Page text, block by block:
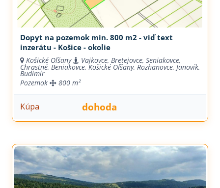
Dopyt na pozemok min. 800 m2 - viď text
inzerátu - Košice - okolie
Košické Oľšany Vajkovce, Bretejovce, Seniakovce,
Chrastné, Beniakovce, Košické Oľšany, Rozhanovce, Janovík,
Budimír
Pozemok
800 m²
Kúpa dohoda